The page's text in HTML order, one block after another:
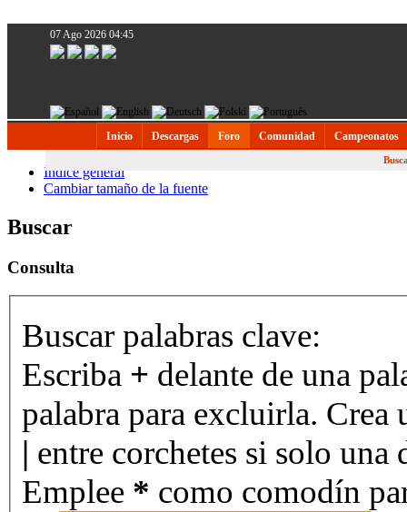
07 Ago 2026 04:45
Inicio Descargas Foro Comunidad Campeonatos
Índice general
Cambiar tamaño de la fuente
Buscar
Consulta
Buscar palabras clave:
Escriba + delante de una
palabra para excluirla. Crea
| entre corchetes si solo una
Emplee * como comodín